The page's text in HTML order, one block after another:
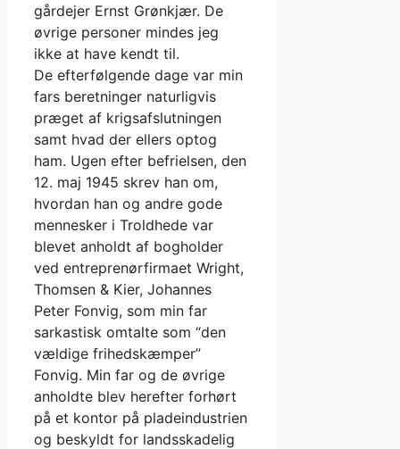
gårdejer Ernst Grønkjær. De
øvrige personer mindes jeg
ikke at have kendt til.
De efterfølgende dage var min
fars beretninger naturligvis
præget af krigsafslutningen
samt hvad der ellers optog
ham. Ugen efter befrielsen, den
12. maj 1945 skrev han om,
hvordan han og andre gode
mennesker i Troldhede var
blevet anholdt af bogholder
ved entreprenørfirmaet Wright,
Thomsen & Kier, Johannes
Peter Fonvig, som min far
sarkastisk omtalte som “den
vældige frihedskæmper”
Fonvig. Min far og de øvrige
anholdte blev herefter forhørt
på et kontor på pladeindustrien
og beskyldt for landsskadelig